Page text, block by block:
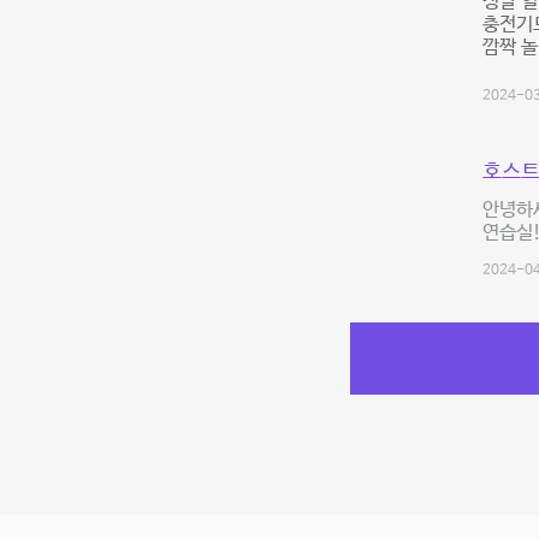
충전기
깜짝
2024-
호스
안녕하
연습
2024-